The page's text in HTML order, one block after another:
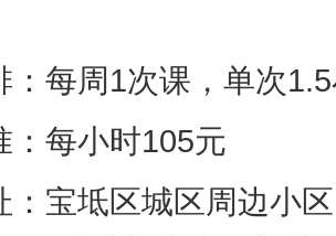
：每周1次课，单次
：每小时105元
：宝坻区城区周边小区